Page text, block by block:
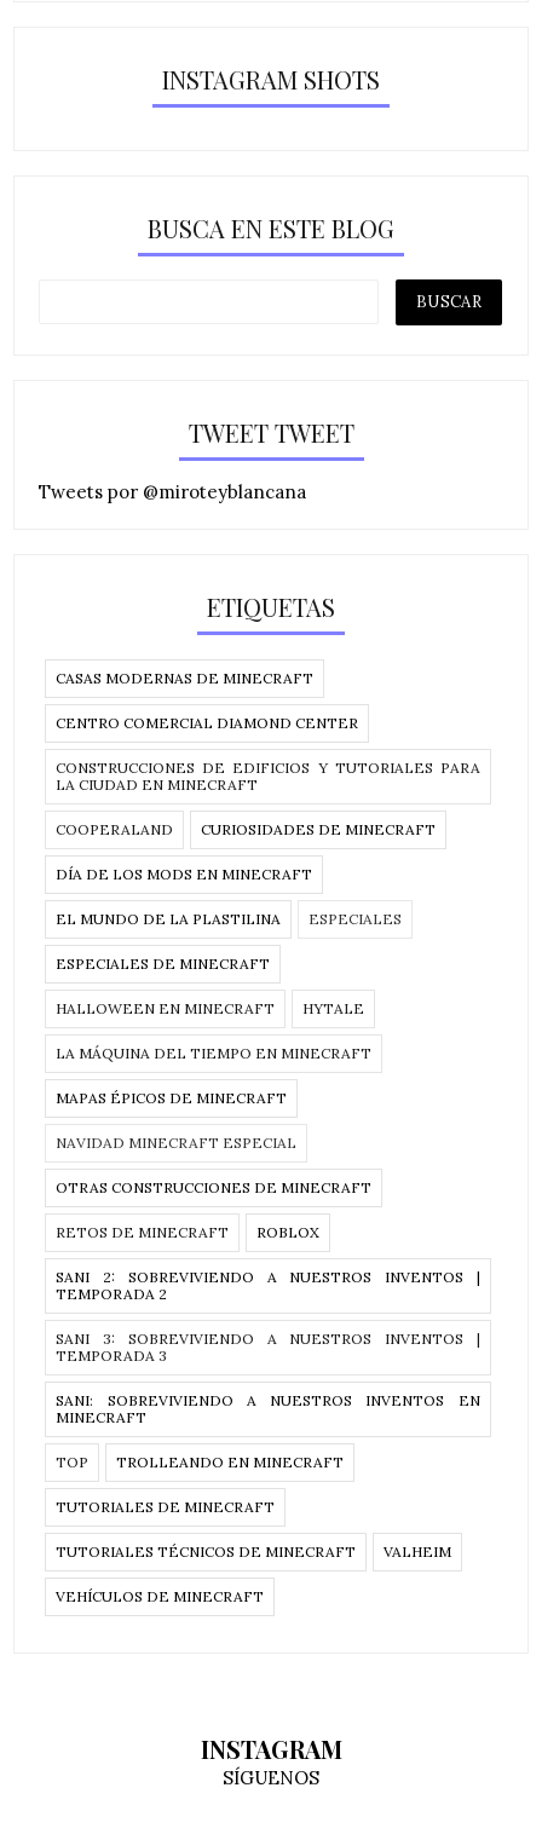
INSTAGRAM SHOTS
BUSCA EN ESTE BLOG
TWEET TWEET
Tweets por @miroteyblancana
ETIQUETAS
CASAS MODERNAS DE MINECRAFT
CENTRO COMERCIAL DIAMOND CENTER
CONSTRUCCIONES DE EDIFICIOS Y TUTORIALES PARA
LA CIUDAD EN MINECRAFT
COOPERALAND CURIOSIDADES DE MINECRAFT
DÍA DE LOS MODS EN MINECRAFT
EL MUNDO DE LA PLASTILINA ESPECIALES
ESPECIALES DE MINECRAFT
HALLOWEEN EN MINECRAFT HYTALE
LA MÁQUINA DEL TIEMPO EN MINECRAFT
MAPAS ÉPICOS DE MINECRAFT
NAVIDAD MINECRAFT ESPECIAL
OTRAS CONSTRUCCIONES DE MINECRAFT
RETOS DE MINECRAFT ROBLOX
SANI 2: SOBREVIVIENDO A NUESTROS INVENTOS |
TEMPORADA 2
SANI 3: SOBREVIVIENDO A NUESTROS INVENTOS |
TEMPORADA 3
SANI: SOBREVIVIENDO A NUESTROS INVENTOS EN
MINECRAFT
TOP TROLLEANDO EN MINECRAFT
TUTORIALES DE MINECRAFT
TUTORIALES TÉCNICOS DE MINECRAFT VALHEIM
VEHÍCULOS DE MINECRAFT
INSTAGRAM
SÍGUENOS